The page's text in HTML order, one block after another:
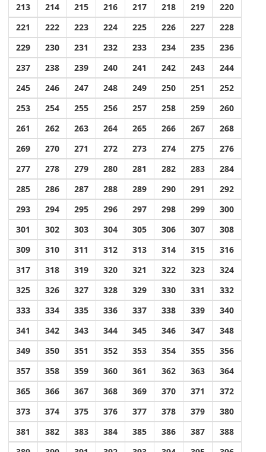
213 214 215 216 217 218 219
220
221
222 223 224 225 226 227
228
229
230 231 232 233 234 235
236
237
238 239 240 241 242 243
244
245
246 247 248 249 250 251
252
253
254 255 256 257 258 259
260
261
262 263 264 265 266 267
268
269
270 271 272 273 274 275
276
277
278 279 280 281 282 283
284
285
286 287 288 289 290 291
292
293
294 295 296 297 298 299
300
301
302 303 304 305 306 307
308
309
310 311 312 313 314 315
316
317
318 319 320 321 322 323
324
325
326 327 328 329 330 331
332
333
334 335 336 337 338 339
340
341
342 343 344 345 346 347
348
349
350 351 352 353 354 355
356
357
358 359 360 361 362 363
364
365
366 367 368 369 370 371
372
373
374 375 376 377 378 379
380
381
382 383 384 385 386 387
388